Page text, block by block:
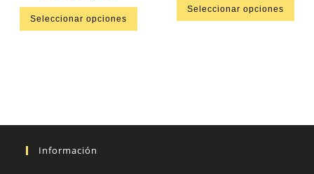
Seleccionar opciones
Seleccionar opciones
Información